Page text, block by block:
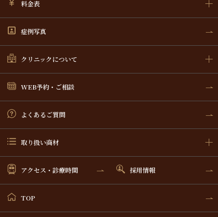
料金表
症例写真
クリニックについて
WEB予約・ご相談
よくあるご質問
取り扱い商材
アクセス・診療時間 採用情報
TOP